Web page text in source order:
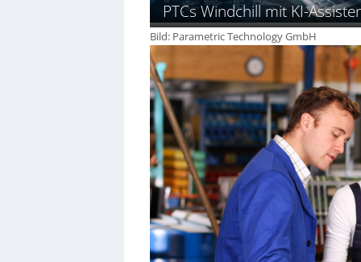
PTCs Windchill mit KI-
Bild: Parametric Technology GmbH